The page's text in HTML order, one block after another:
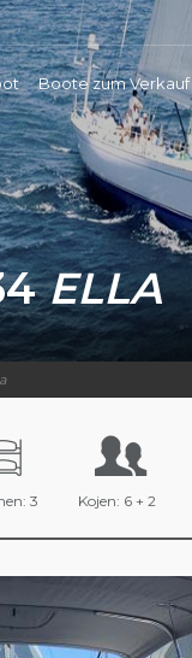
Boote zum Verkauf
ELLA
3 Kojen: 6 + 2